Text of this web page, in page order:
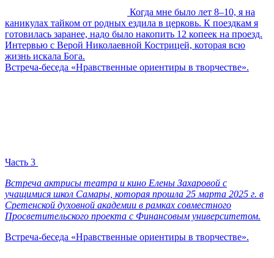
Когда мне было лет 8–10, я на
каникулах тайком от родных ездила в церковь. К поездкам я
готовилась заранее, надо было накопить 12 копеек на проезд.
Интервью с Верой Николаевной Кострицей, которая всю
жизнь искала Бога.
Встреча-беседа «Нравственные ориентиры в творчестве».
Часть 3
Встреча актрисы театра и кино Елены Захаровой с
учащимися школ Самары, которая прошла 25 марта 2025 г. в
Сретенской духовной академии в рамках совместного
Просветительского проекта с Финансовым университетом.
Встреча-беседа «Нравственные ориентиры в творчестве».